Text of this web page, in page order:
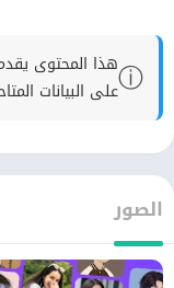
ⓘهذا المحتوى
على البيانات
الصور